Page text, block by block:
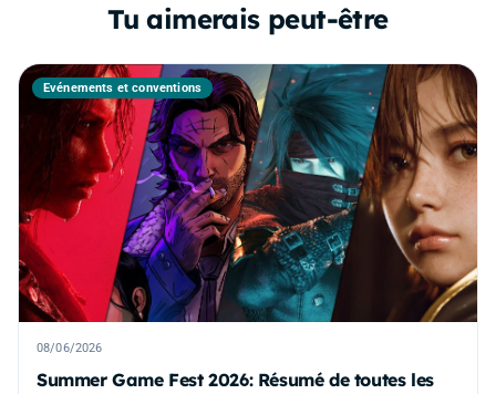
Tu aimerais peut-être
Événements et conventions
08/06/2026
Summer Game Fest 2026: Résumé de toutes les